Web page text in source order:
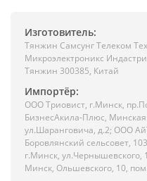
Изготовитель:
Тянжин Самсунг Телеком
Микроэлектроникс
Тянжин 300385, Китай
Импортёр:
ООО Триовист, г.Минск,
БизнесАкила-Плюс, Минская
ул.Шаранговича, д.2; ООО
Боровлянский сельсовет,
г.Минск, ул.Чернышевского,
Минск, Ольшевского, 10,